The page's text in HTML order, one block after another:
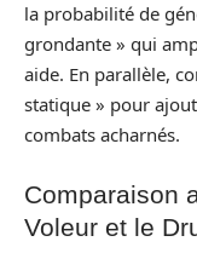
la probabilité de
grondante » qui
aide. En parallèle,
statique » pour
combats acharnés.
Comparaison
Voleur et le